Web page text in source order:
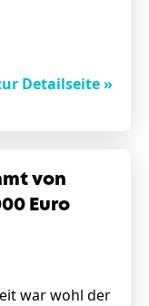
Detailseite »
von
Euro
war wohl der